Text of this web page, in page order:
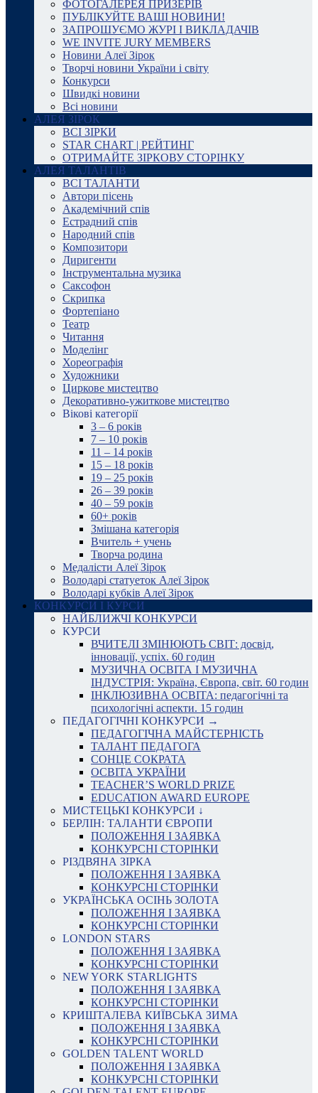
ФОТОГАЛЕРЕЯ ПРИЗЕРІВ
ПУБЛІКУЙТЕ ВАШІ НОВИНИ!
ЗАПРОШУЄМО ЖУРІ І ВИКЛАДАЧІВ
WE INVITE JURY MEMBERS
Новини Алеї Зірок
Творчі новини України і світу
Конкурси
Швидкі новини
Всі новини
АЛЕЯ ЗІРОК
ВСІ ЗІРКИ
STAR CHART | РЕЙТИНГ
ОТРИМАЙТЕ ЗІРКОВУ СТОРІНКУ
АЛЕЯ ТАЛАНТІВ
ВСІ ТАЛАНТИ
Автори пісень
Академічний спів
Естрадний спів
Народний спів
Композитори
Диригенти
Інструментальна музика
Саксофон
Скрипка
Фортепіано
Театр
Читання
Моделінг
Хореографія
Художники
Циркове мистецтво
Декоративно-ужиткове мистецтво
Вікові категорії
3 – 6 років
7 – 10 років
11 – 14 років
15 – 18 років
19 – 25 років
26 – 39 років
40 – 59 років
60+ років
Змішана категорія
Вчитель + учень
Творча родина
Медалісти Алеї Зірок
Володарі статуеток Алеї Зірок
Володарі кубків Алеї Зірок
КОНКУРСИ І КУРСИ
НАЙБЛИЖЧІ КОНКУРСИ
КУРСИ
ВЧИТЕЛІ ЗМІНЮЮТЬ СВІТ: досвід,
інновації, успіх. 60 годин
МУЗИЧНА ОСВІТА І МУЗИЧНА
ІНДУСТРІЯ: Україна, Європа, світ. 60 годин
ІНКЛЮЗИВНА ОСВІТА: педагогічні та
психологічні аспекти. 15 годин
ПЕДАГОГІЧНІ КОНКУРСИ →
ПЕДАГОГІЧНА МАЙСТЕРНІСТЬ
ТАЛАНТ ПЕДАГОГА
СОНЦЕ СОКРАТА
ОСВІТА УКРАЇНИ
TEACHER’S WORLD PRIZE
EDUCATION AWARD EUROPE
МИСТЕЦЬКІ КОНКУРСИ ↓
БЕРЛІН: ТАЛАНТИ ЄВРОПИ
ПОЛОЖЕННЯ І ЗАЯВКА
КОНКУРСНІ СТОРІНКИ
РІЗДВЯНА ЗІРКА
ПОЛОЖЕННЯ І ЗАЯВКА
КОНКУРСНІ СТОРІНКИ
УКРАЇНСЬКА ОСІНЬ ЗОЛОТА
ПОЛОЖЕННЯ І ЗАЯВКА
КОНКУРСНІ СТОРІНКИ
LONDON STARS
ПОЛОЖЕННЯ І ЗАЯВКА
КОНКУРСНІ СТОРІНКИ
NEW YORK STARLIGHTS
ПОЛОЖЕННЯ І ЗАЯВКА
КОНКУРСНІ СТОРІНКИ
КРИШТАЛЕВА КИЇВСЬКА ЗИМА
ПОЛОЖЕННЯ І ЗАЯВКА
КОНКУРСНІ СТОРІНКИ
GOLDEN TALENT WORLD
ПОЛОЖЕННЯ І ЗАЯВКА
КОНКУРСНІ СТОРІНКИ